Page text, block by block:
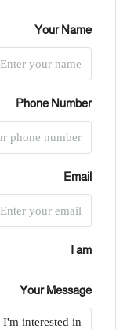
Your Name
Phone Number
Email
I am
Your Message